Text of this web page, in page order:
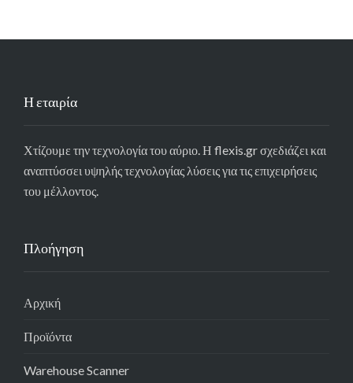
Η εταιρία
Χτίζουμε την τεχνολογία του αύριο. Η flexis.gr σχεδιάζει και
αναπτύσσει υψηλής τεχνολογίας λύσεις για τις επιχειρήσεις
του μέλλοντος.
Πλοήγηση
Αρχική
Προϊόντα
Warehouse Scanner